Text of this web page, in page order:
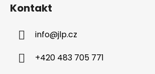
Kontakt
info@jlp.cz
+420 483 705 771